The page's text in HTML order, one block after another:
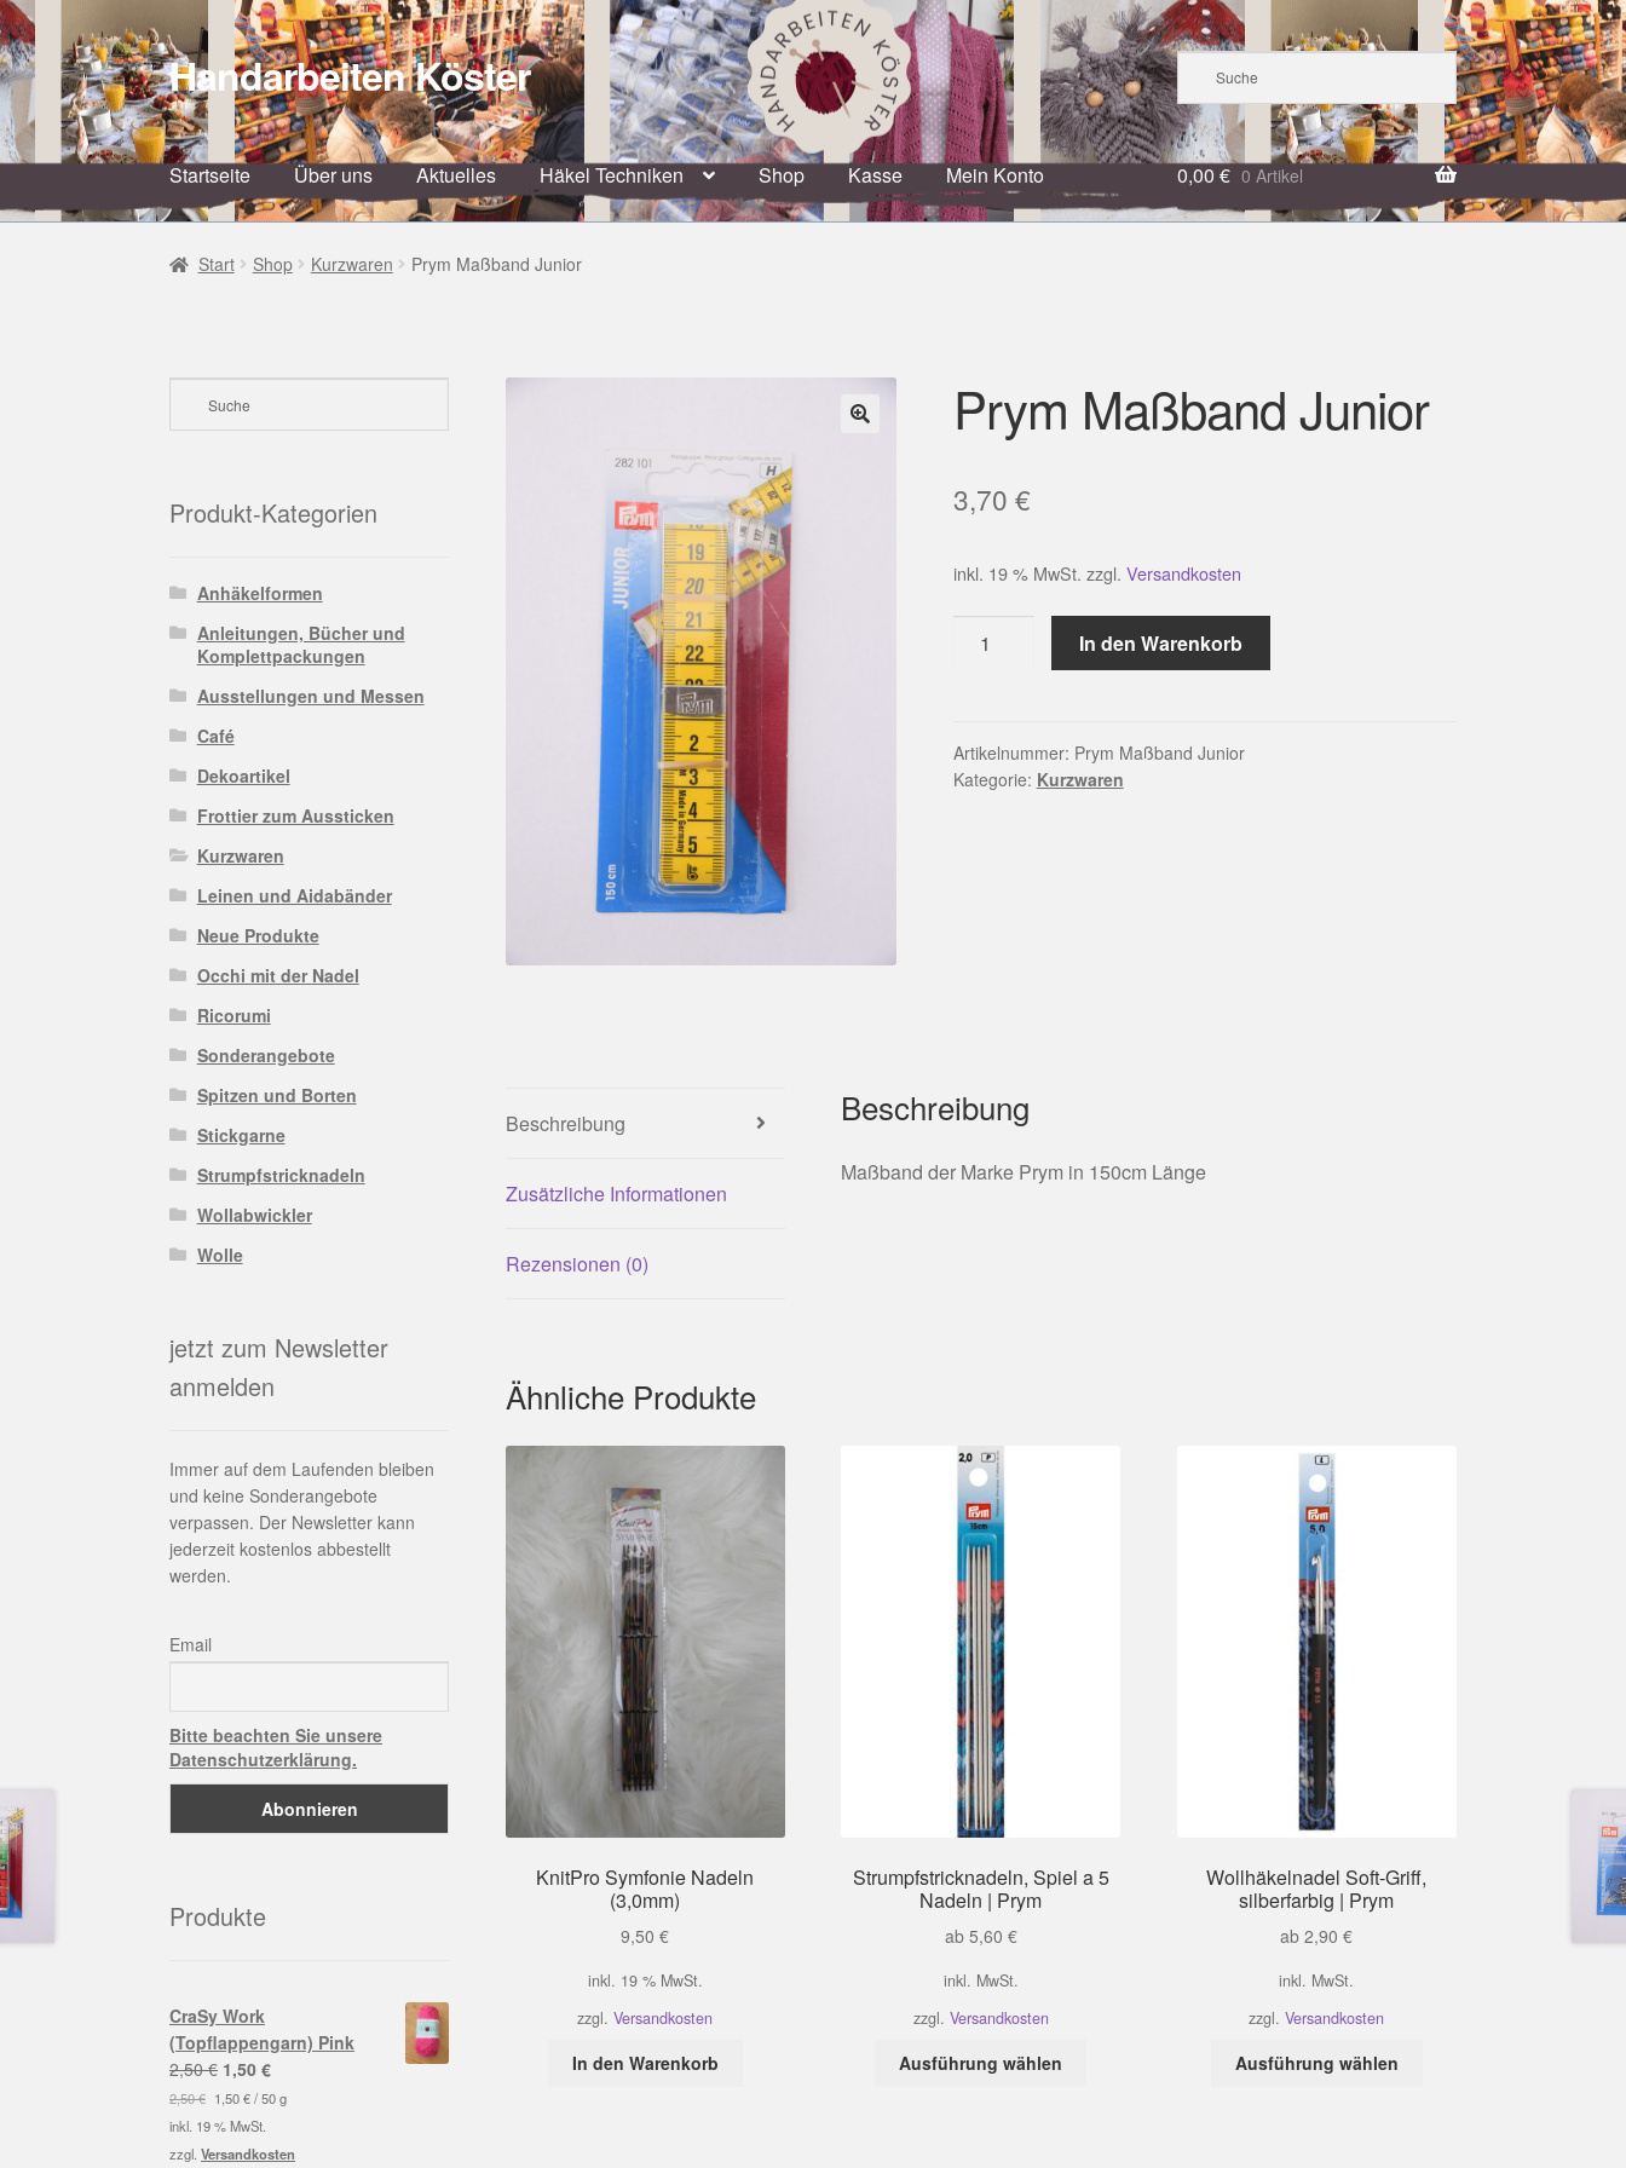
Zur
Navigation
springen
Zum
Inhalt
springen
Handarbeiten Köster
Startseite Über uns Aktuelles Häkel Techniken Shop Kasse Mein Konto 0,00 € 0 Artikel
Start Shop Kurzwaren Prym Maßband Junior
Prym Maßband Junior
3,70 €
inkl. 19 % MwSt. zzgl. Versandkosten
Maßband
In den Warenkorb
Artikelnummer: Prym Maßband Junior
Kategorie: Kurzwaren
Beschreibung
Zusätzliche Informationen
Rezensionen (0)
Beschreibung
Maßband der Marke Prym in 150cm Länge
Ähnliche Produkte
KnitPro Symfonie Nadeln
(3,0mm)
9,50€
inkl. 19 % MwSt.
zzgl.Versandkosten
In den Warenkorb
Strumpfstricknadeln, Spiel a 5
Nadeln | Prym
ab 5,60 €
inkl. MwSt.
zzgl. Versandkosten
Ausführung wählen
Wollhäkelnadel Soft-Griff,
silberfarbig | Prym
ab2,90€
inkl. MwSt.
zzgl.Versandkosten
Ausführung wählen
Produkt-Kategorien
Anhäkelformen
Anleitungen, Bücher und
Komplettpackungen
Ausstellungen und Messen
Café
Dekoartikel
Frottier zum Aussticken
Kurzwaren
Leinen und Aidabänder
Neue Produkte
Occhi mit der Nadel
Ricorumi
Sonderangebote
Spitzen und Borten
Stickgarne
Strumpfstricknadeln
Wollabwickler
Wolle
jetzt zum Newsletter
anmelden
Immer auf dem Laufenden bleiben
und keine Sonderangebote
verpassen. Der Newsletter kann
jederzeit kostenlos abbestellt
werden.
Email
Bitte beachten Sie unsere
Datenschutzerklärung.
Produkte
CraSy Work
(Topflappengarn) Pink
2,50€ Ursprünglicher
Preis
war:
2,50 €
1,50€Aktueller
Preis
1,50 €.
2,50€ 1,50€/50 g
inkl. 19 % MwSt.
zzgl.Versandkosten